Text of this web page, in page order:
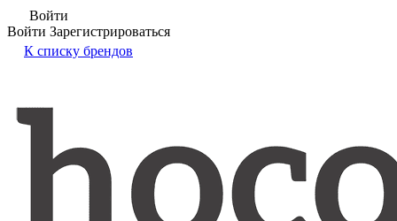
Войти
Войти Зарегистрироваться
К списку брендов